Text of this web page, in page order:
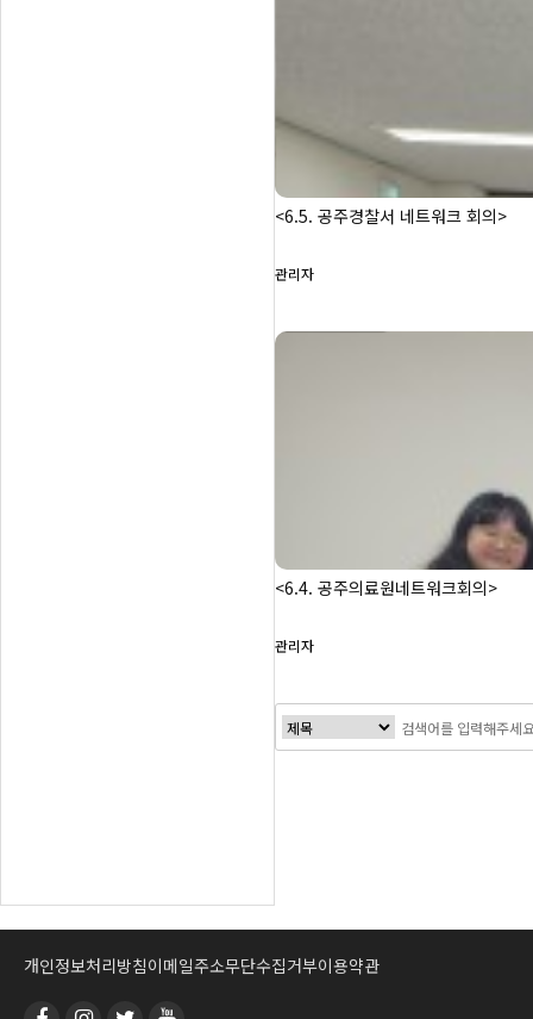
<6.5. 공주경찰서 네트워크 회의>
관리자
<6.4. 공주의료원네트워크회의>
관리자
개인정보처리방침이메일주소무단수집거부이용약관